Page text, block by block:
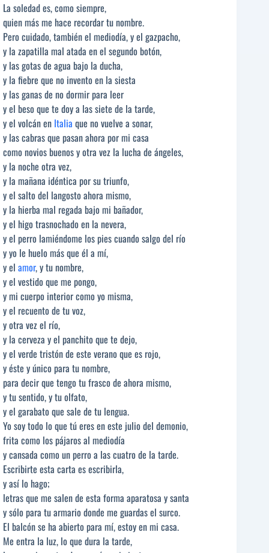
La soledad es, como siempre,
quien más me hace recordar tu nombre.
Pero cuidado, también el mediodía, y el gazpacho,
y la zapatilla mal atada en el segundo botón,
y las gotas de agua bajo la ducha,
y la fiebre que no invento en la siesta
y las ganas de no dormir para leer
y el beso que te doy a las siete de la tarde,
y el volcán en Italia que no vuelve a sonar,
y las cabras que pasan ahora por mi casa
como novios buenos y otra vez la lucha de ángeles,
y la noche otra vez,
y la mañana idéntica por su triunfo,
y el salto del langosto ahora mismo,
y la hierba mal regada bajo mi bañador,
y el higo trasnochado en la nevera,
y el perro lamiéndome los pies cuando salgo del río
y yo le huelo más que él a mí,
y el amor, y tu nombre,
y el vestido que me pongo,
y mi cuerpo interior como yo misma,
y el recuento de tu voz,
y otra vez el río,
y la cerveza y el panchito que te dejo,
y el verde tristón de este verano que es rojo,
y éste y único para tu nombre,
para decir que tengo tu frasco de ahora mismo,
y tu sentido, y tu olfato,
y el garabato que sale de tu lengua.
Yo soy todo lo que tú eres en este julio del demonio,
frita como los pájaros al mediodía
y cansada como un perro a las cuatro de la tarde.
Escribirte esta carta es escribirla,
y así lo hago;
letras que me salen de esta forma aparatosa y santa
y sólo para tu armario donde me guardas el surco.
El balcón se ha abierto para mí, estoy en mi casa.
Me entra la luz, lo que dura la tarde,